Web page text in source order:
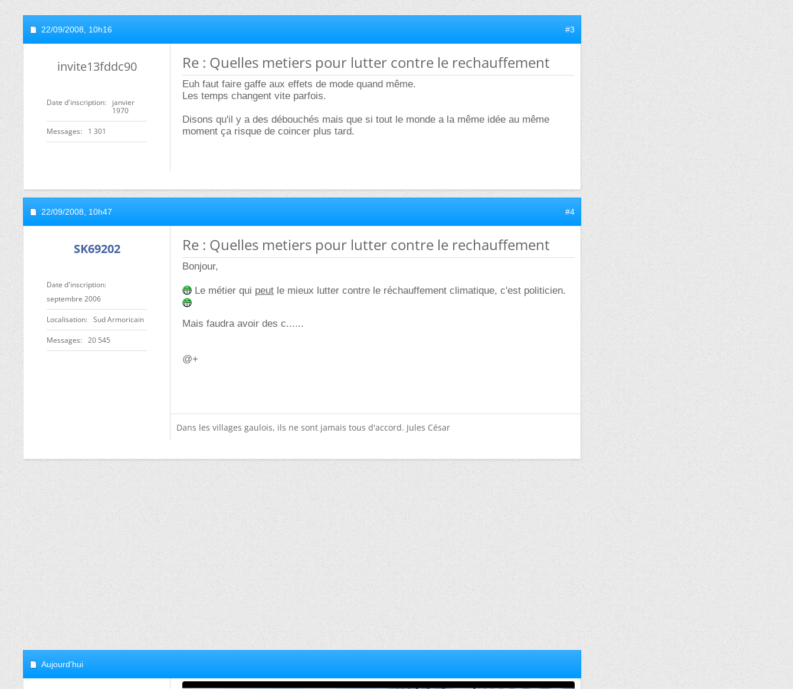
22/09/2008, 10h16 #3
invite13fddc90
Date d'inscription
janvier
1970
Messages 1 301
Re : Quelles metiers pour lutter contre le rechauffement
Euh faut faire gaffe aux effets de mode quand même.
Les temps changent vite parfois.
Disons qu'il y a des débouchés mais que si tout le monde a la même idée au même
moment ça risque de coincer plus tard.
22/09/2008, 10h47 #4
SK69202
Date d'inscription
septembre 2006
Localisation Sud Armoricain
Messages 20 545
Re : Quelles metiers pour lutter contre le rechauffement
Bonjour,
Le métier qui peut le mieux lutter contre le réchauffement climatique, c'est politicien.
Mais faudra avoir des c......
@+
Dans les villages gaulois, ils ne sont jamais tous d'accord. Jules César
Aujourd'hui